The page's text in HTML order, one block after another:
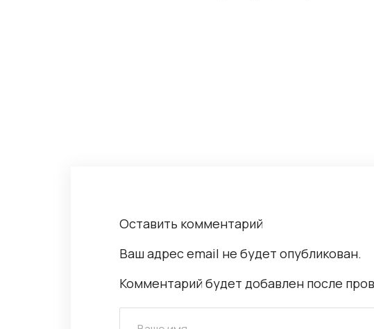
Оставить комментарий
Ваш адрес email не будет опубликован.
Комментарий будет добавлен после